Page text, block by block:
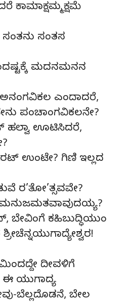
ಕಾಮಾಕ್ಷಮ್ಮ ಕ್ಷಮೆ
ಸಂತಸ
ಮದನಮನನ
ಎಂದಾದರೆ,
ಪಂಚಾಂಗವಿಕಲನೇ?
ಹಲ್ವಾ ಊಟಿಸಿದರೆ,
ಉಂಟೇ? ಗಿಣಿ ಇಲ್ಲದ
ರ’ತೋ’ತ್ಸವವೇ?
ಬೇವಿಂಗೆ ಕಹಿಬುದ್ಧಿಯುಂ
ದೀವಳಿಗೆ
ಈ ಯುಗಾದ್ಯ
ಬೆಲ್ಲದೊಡನೆ, ಬೇಲ